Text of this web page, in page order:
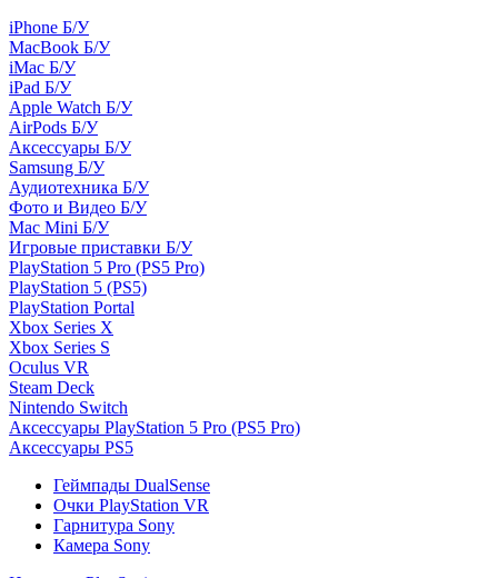
iPhone Б/У
MacBook Б/У
iMac Б/У
iPad Б/У
Apple Watch Б/У
AirPods Б/У
Аксессуары Б/У
Samsung Б/У
Аудиотехника Б/У
Фото и Видео Б/У
Mac Mini Б/У
Игровые приставки Б/У
PlayStation 5 Pro (PS5 Pro)
PlayStation 5 (PS5)
PlayStation Portal
Xbox Series X
Xbox Series S
Oculus VR
Steam Deck
Nintendo Switch
Аксессуары PlayStation 5 Pro (PS5 Pro)
Аксессуары PS5
Геймпады DualSense
Очки PlayStation VR
Гарнитура Sony
Камера Sony